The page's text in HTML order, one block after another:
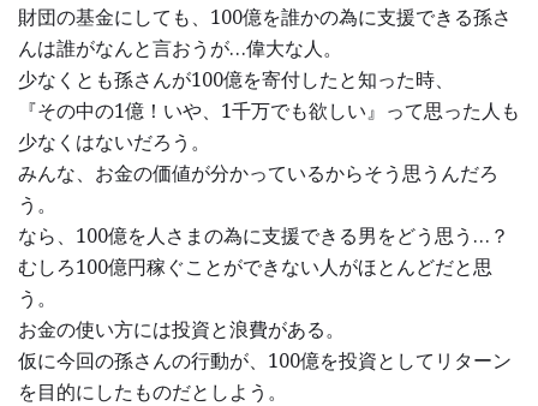
財団の基金にしても、100億を誰かの為に支援できる孫さ
んは誰がなんと言おうが…偉大な人。
少なくとも孫さんが100億を寄付したと知った時、
『その中の1億！いや、1千万でも欲しい』って思った人も
少なくはないだろう。
みんな、お金の価値が分かっているからそう思うんだろ
う。
なら、100億を人さまの為に支援できる男をどう思う…？
むしろ100億円稼ぐことができない人がほとんどだと思
う。
お金の使い方には投資と浪費がある。
仮に今回の孫さんの行動が、100億を投資としてリターン
を目的にしたものだとしよう。